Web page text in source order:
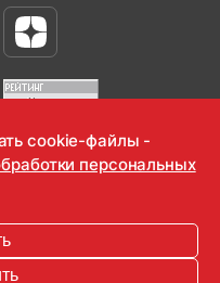
Яндекс Дзен
cookie-файлы -
персональных